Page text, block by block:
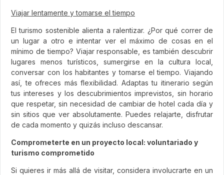
Viajar lentamente y tomarse el tiempo
El turismo sostenible alienta a ralentizar. ¿Por qué correr de
un lugar a otro e intentar ver el máximo de cosas en el
mínimo de tiempo? Viajar responsable, es también descubrir
lugares menos turísticos, sumergirse en la cultura local,
conversar con los habitantes y tomarse el tiempo. Viajando
así, te ofreces más flexibilidad. Adaptas tu itinerario según
tus intereses y los descubrimientos imprevistos, sin horario
que respetar, sin necesidad de cambiar de hotel cada día y
sin sitios que ver absolutamente. Puedes relajarte, disfrutar
de cada momento y quizás incluso descansar.
Comprometerte en un proyecto local: voluntariado y
turismo comprometido
Si quieres ir más allá de visitar, considera involucrarte en un